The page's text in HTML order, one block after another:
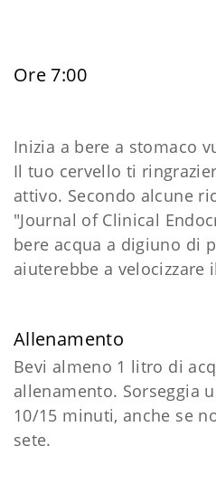
Ore 7:00
Inizia a bere a stomaco
Il tuo cervello ti
attivo. Secondo alcune
"Journal of Clinical
bere acqua a digiuno di
aiuterebbe a velocizzare
Allenamento
Bevi almeno 1 litro di
allenamento. Sorseggia
10/15 minuti, anche se
sete.